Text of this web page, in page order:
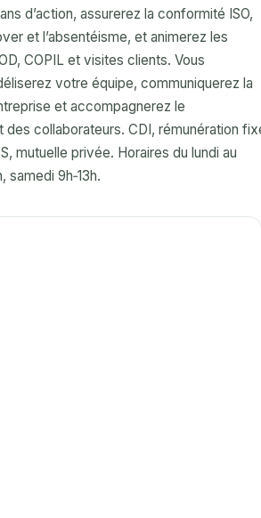
d’action, assurerez la conformité ISO,
et l’absentéisme, et animerez les
COPIL et visites clients. Vous
votre équipe, communiquerez la
et accompagnerez le
collaborateurs. CDI, rémunération
mutuelle privée. Horaires du lundi au
samedi 9h‑13h.